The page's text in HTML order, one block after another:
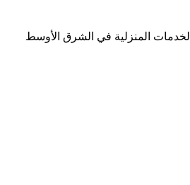
المنزلية في الشرق الأوسط